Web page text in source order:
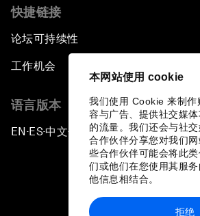
本网站使用 cookie
我们使用 Cookie 来制作
容与广告、提供社交媒
的流量。我们还会与社
合作伙伴分享您对我们
些合作伙伴可能会将此
们或他们在您使用其服
他信息相结合。
拒绝
快捷链接
论坛可持续性
工作机会
语言版本
EN ▪ ES▪中文▪ 日本語